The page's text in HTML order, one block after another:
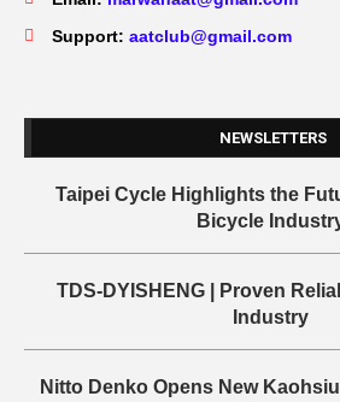
Support: aatclub@gmail.com
NEWSLETTERS
Taipei Cycle Highlights the
Bicycle
TDS-DYISHENG | Proven
Industry
Nitto Denko Opens New